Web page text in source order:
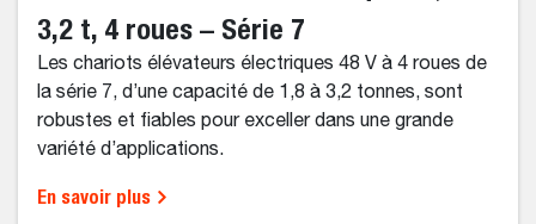
3,2 t, 4 roues – Série 7
Les chariots élévateurs électriques 48 V à 4 roues de
la série 7, d’une capacité de 1,8 à 3,2 tonnes, sont
robustes et fiables pour exceller dans une grande
variété d’applications.
En savoir plus